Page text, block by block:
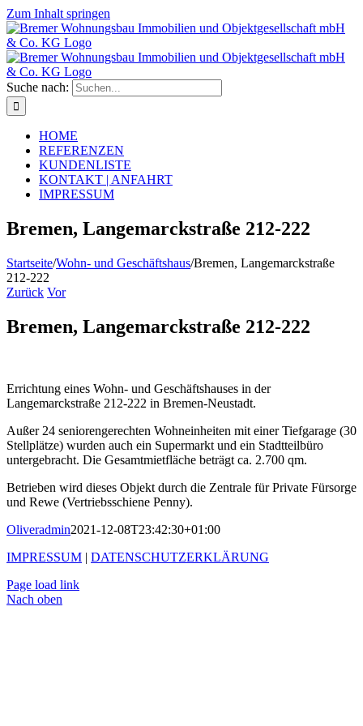
Zum Inhalt springen
Suche nach:
HOME
REFERENZEN
KUNDENLISTE
KONTAKT | ANFAHRT
IMPRESSUM
Bremen, Langemarckstraße 212-222
Startseite/Wohn- und Geschäftshaus/Bremen, Langemarckstraße
212-222
Zurück Vor
Bremen, Langemarckstraße 212-222
Errichtung eines Wohn- und Geschäftshauses in der
Langemarckstraße 212-222 in Bremen-Neustadt.
Außer 24 seniorengerechten Wohneinheiten mit einer Tiefgarage (30
Stellplätze) wurden auch ein Supermarkt und ein Stadtteilbüro
untergebracht. Die Gesamtmietfläche beträgt ca. 2.700 qm.
Betrieben wird dieses Objekt durch die Zentrale für Private Fürsorge
und Rewe (Vertriebsschiene Penny).
Oliveradmin2021-12-08T23:42:30+01:00
IMPRESSUM | DATENSCHUTZERKLÄRUNG
Page load link
Nach oben